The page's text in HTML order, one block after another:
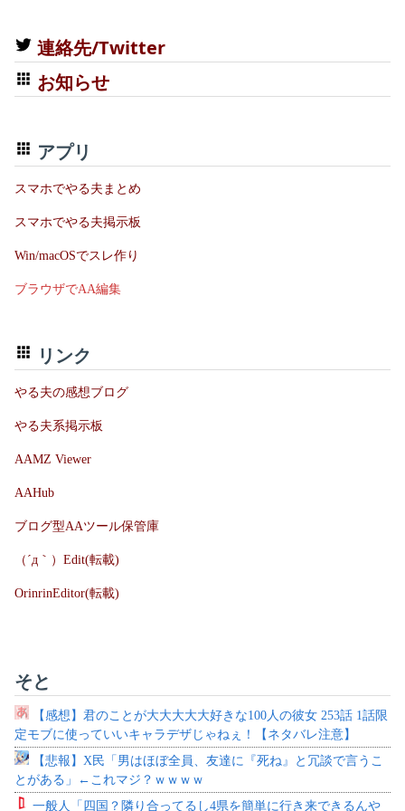
連絡先/Twitter
お知らせ
アプリ
スマホでやる夫まとめ
スマホでやる夫掲示板
Win/macOSでスレ作り
ブラウザでAA編集
リンク
やる夫の感想ブログ
やる夫系掲示板
AAMZ Viewer
AAHub
ブログ型AAツール保管庫
（´д｀）Edit(転載)
OrinrinEditor(転載)
そと
【感想】君のことが大大大大大好きな100人の彼女 253話 1話限
定モブに使っていいキャラデザじゃねぇ！【ネタバレ注意】
【悲報】X民「男はほぼ全員、友達に『死ね』と冗談で言うこ
とがある」←これマジ？ｗｗｗｗ
一般人「四国？隣り合ってるし4県を簡単に行き来できるんや